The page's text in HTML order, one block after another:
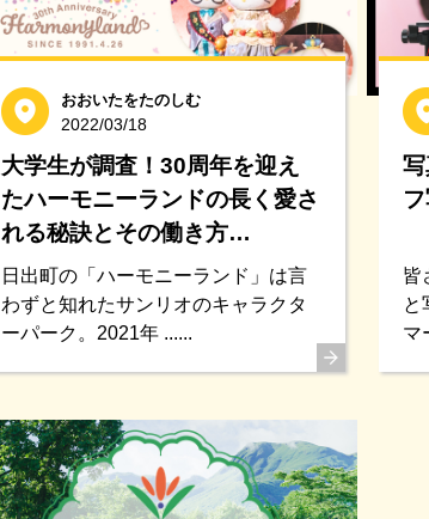
おおいたをたのしむ
2022/03/18
大学生が調査！30周年を迎え
たハーモニーランドの長く愛さ
れる秘訣とその働き方…
日出町の「ハーモニーランド」は言
わずと知れたサンリオのキャラクタ
ーパーク。2021年 ......
皆
と
マ